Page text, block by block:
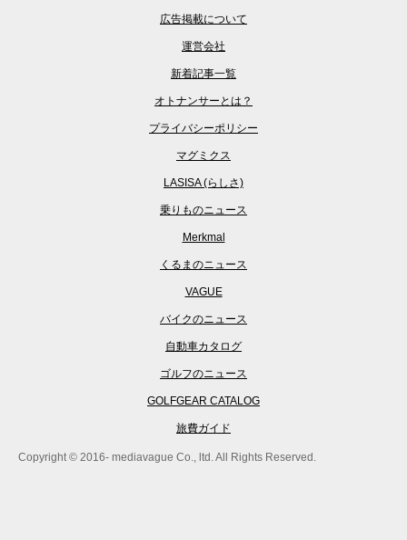
広告掲載について
運営会社
新着記事一覧
オトナンサーとは？
プライバシーポリシー
マグミクス
LASISA (らしさ)
乗りものニュース
Merkmal
くるまのニュース
VAGUE
バイクのニュース
自動車カタログ
ゴルフのニュース
GOLFGEAR CATALOG
旅費ガイド
Copyright © 2016- mediavague Co., ltd. All Rights Reserved.